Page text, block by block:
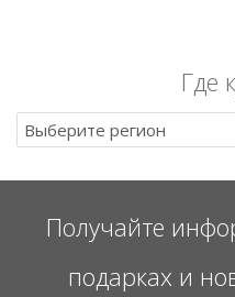
Где
Выберите регион
Получайте
подарках и